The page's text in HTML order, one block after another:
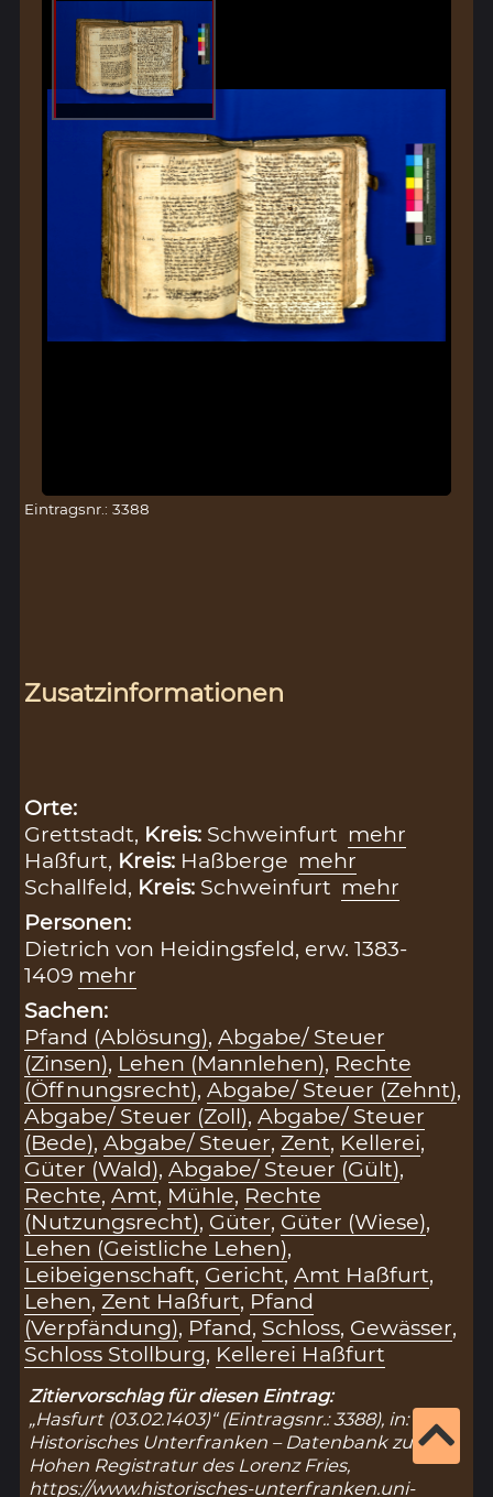
Eintragsnr.: 3388
Zusatzinformationen
Orte:
Grettstadt, Kreis: Schweinfurt mehr
Haßfurt, Kreis: Haßberge mehr
Schallfeld, Kreis: Schweinfurt mehr
Personen:
Dietrich von Heidingsfeld, erw. 1383-
1409 mehr
Sachen:
Pfand (Ablösung),Abgabe/ Steuer
(Zinsen), Lehen (Mannlehen), Rechte
(Öffnungsrecht),Abgabe/ Steuer (Zehnt),
Abgabe/ Steuer (Zoll),Abgabe/ Steuer
(Bede),Abgabe/ Steuer,Zent, Kellerei,
Güter (Wald),Abgabe/ Steuer (Gült),
Rechte,Amt, Mühle, Rechte
(Nutzungsrecht), Güter, Güter (Wiese),
Lehen (Geistliche Lehen),
Leibeigenschaft, Gericht,Amt Haßfurt,
Lehen,Zent Haßfurt, Pfand
(Verpfändung), Pfand, Schloss, Gewässer,
Schloss Stollburg, Kellerei Haßfurt
Zitiervorschlag für diesen Eintrag:
„Hasfurt (03.02.1403)“ (Eintragsnr.: 3388), in:
Historisches Unterfranken – Datenbank zur
Hohen Registratur des Lorenz Fries,
https://www.historisches-unterfranken.uni-